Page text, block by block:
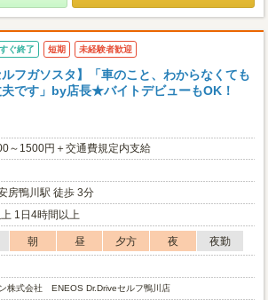
ぐ終了 短期 未経験者歓迎
ルフガソスタ】「車のこと、わからなくても
夫です」by店長★バイトデビューもOK！
～1500円＋交通費規定内支給
房鴨川駅 徒歩 3分
1日4時間以上
朝 昼 夕方 夜
夜勤
株式会社 ENEOS Dr.Driveセルフ鴨川店